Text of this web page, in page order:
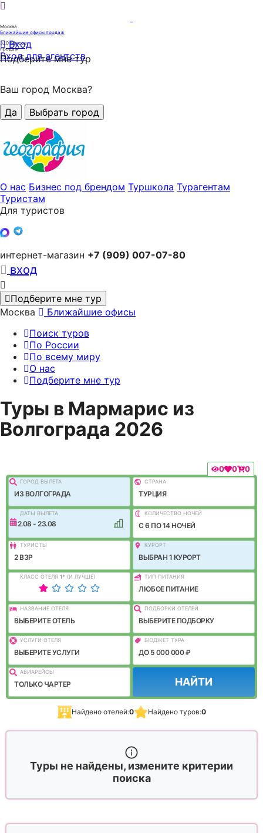
Москва
Ближайшие офисы продаж
320офисов
продаж
Вход
Вход для агентств
Подберите мне тур
Ваш город Москва?
Да
Выбрать город
О нас Бизнес под брендом Туршкола Турагентам
Туристам
Для туристов
интернет-магазин +7 (909) 007-07-80
вход
Подберите мне тур
Москва
Ближайшие офисы
Поиск туров
По России
По всему миру
О нас
Подберите мне тур
Туры в Мармарис из
Волгограда 2026
0 0 0
ГОРОД ВЫЛEТА
ИЗ ВОЛГОГРАДА
СТРАНА
ТУРЦИЯ
ДАТЫ ВЫЛЕТА
12.08 - 23.08
КОЛИЧЕСТВО НОЧЕЙ
C 6 ПО 14 НОЧЕЙ
ТУРИСТЫ
2 ВЗР
КУРОРТ
ВЫБРАН 1 КУРОРТ
КЛАСС ОТЕЛЯ 1* (И ЛУЧШЕ) ТИП ПИТАНИЯ
ЛЮБОЕ ПИТАНИЕ
НАЗВАНИЕ ОТЕЛЯ
ВЫБЕРИТЕ ОТЕЛЬ
ПОДБОРКИ ОТЕЛЕЙ
ВЫБЕРИТЕ ПОДБОРКУ
УСЛУГИ ОТЕЛЯ
ВЫБЕРИТЕ УСЛУГИ
БЮДЖЕТ ТУРА
ДО 5 000 000 ₽
АВИАРЕЙСЫ
ТОЛЬКО ЧАРТЕР НАЙТИ
Найдено отелей:0 Найдено туров:0
Туры не найдены, измените критерии
поиска